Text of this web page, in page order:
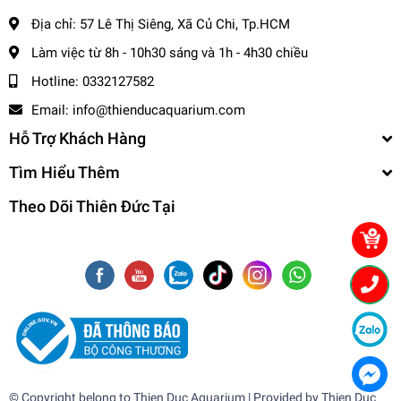
- Nội thành: + Hỏa Tốc: 1-2 tiếng ( Tính theo phí grab )
- Tỉnh Miền Nam và Miền Trung: + 2 - 3 ngày
- Tỉnh Miền Bắc: + 2 - 3 ngày
-------------------------------------
,
Cá Cảnh Thiên Đức
🌎Website:cacanhthienduc.com
Địa chỉ: 57 Lê Thị Siêng, Ấp Tiền, Tân Thông Hội, Củ Chi
#cacanh #cathuysinh #caneon #cacanhgiare #thuysinhgiare
Cảm ơn quý khách đã tin tưởng và ủng hộ❤️❤️❤️❤️
Địa chỉ: 57 Lê Thị Siêng, Xã Củ Chi, Tp.HCM
Làm việc từ 8h - 10h30 sáng và 1h - 4h30 chiều
Hotline: 0332127582
Email: info@thienducaquarium.com
Hỗ Trợ Khách Hàng
Tìm Hiểu Thêm
Theo Dõi Thiên Đức Tại
© Copyright belong toThien Duc Aquarium | Provided byThien Duc